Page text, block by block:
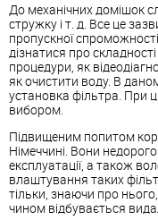
До механічних домішок
стружку і т. д. Все це
пропускної
дізнатися про
процедури, як
як очистити воду. В
установка фільтра. При
вибором.
Підвищеним попитом
Німеччині. Вони
експлуатації, а також
влаштування таких
тільки, знаючи про
чином відбувається